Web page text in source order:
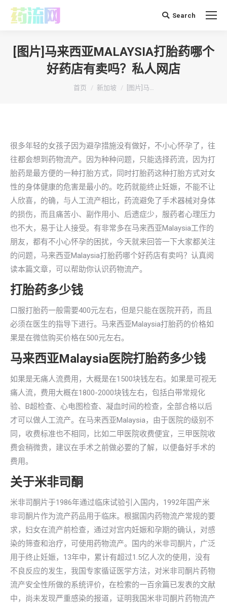
搜 Search
[图片]马来西亚MALAYSIA打胎药哪个
好药店有卖吗？私人网店
你在这里：
首页 新加坡 [图片]马…
很多年轻的女孩子因为避孕措施没有做好，不小心怀孕了，往
往都会想到药物流产。因为种种问题，只能选择药流，因为打
胎药是最方便的一种打胎方式，同时打胎药这种打胎方式对女
性的身体健康的危害是最小的。吃药就能终止妊娠，不能不让
人欣喜，的确，与人工流产相比，药流避免了手术器械对身体
的损伤，而且痛苦小、副作用小、后遗症少，服药者心理压力
也不大，易于让人接受。有非常多在马来西亚Malaysia工作的
朋友，都有不小心怀孕的困扰，今天就来回答一下大家都关注
的问题，马来西亚Malaysia打胎药哪个好药店有卖吗？认真阅
读本篇文章，可以帮助你认识药物流产。
打胎药多少钱
口服打胎药一般需要400元左右，但是只能在医院开药，而且
必须在医生的指导下进行。马来西亚Malaysia打胎药的价格如
果是在微信购买价格在500元左右。
马来西亚Malaysia医院打胎药多少钱
如果是无痛人流费用，大概是在1500块钱左右。如果是可视无
痛人流，费用大概在1800-2000块钱左右，包括白带常规化
验、B超检查、心电图检查、凝血时间的检查，全部合格以后
才可以做人工流产。在马来西亚Malaysia，由于医院的级别不
同，收费标准也不相同，比如二甲医院收费便宜，三甲医院收
费会稍微贵，建议在手术之前做必要的了解，以便备好手术的
费用。
关于米非司酮
米非司酮片于1986年通过临床试验引入国内，1992年国产米
非司酮片作为流产药品用于临床。根据国内药物流产常规的要
求，妇女在流产前检查，通过对宫内妊娠和孕期的确认，对感
染的筛查和治疗，可使用药物流产。国内的米非司酮片，广泛
用于终止妊娠，13年中，累计有超过1.5亿人次的使用，没有
不良反应的发生，我国专家循证医学方法，对米非司酮片药物
流产安全性所做的系统评价，在检索的一百余篇已发表的文献
中，尚未发现严重感染的报道，证明我国米非司酮片药物流产